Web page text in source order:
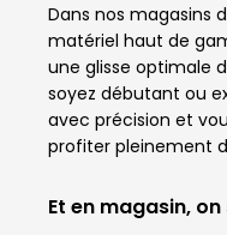
Dans nos magasins
matériel haut de
une glisse optimale
soyez débutant ou
avec précision et
profiter pleinement
Et en magasin,